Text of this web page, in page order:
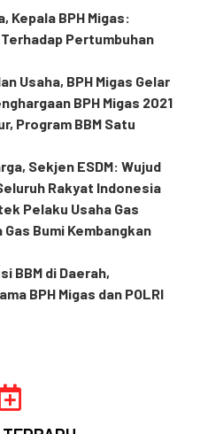
Kepala BPH Migas:
Pertumbuhan
Usaha, BPH Migas Gelar
BPH Migas 2021
Program BBM Satu
Sekjen ESDM: Wujud
Rakyat Indonesia
Pelaku Usaha Gas
Gas Bumi Kembangkan
BBM di Daerah,
BPH Migas dan POLRI